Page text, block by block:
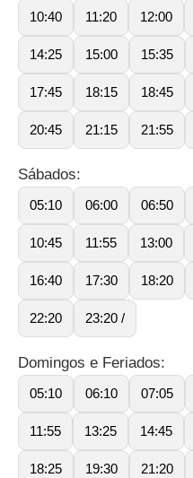
10:40 11:20 12:00
14:25 15:00 15:35
17:45 18:15 18:45
20:45 21:15 21:55
Sábados:
05:10 06:00 06:50
10:45 11:55 13:00
16:40 17:30 18:20
22:20 23:20 /
Domingos e Feriados:
05:10 06:10 07:05
11:55 13:25 14:45
18:25 19:30 21:20